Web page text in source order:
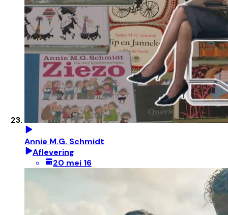
Annie M.G. Schmidt
Aflevering
20 mei 16